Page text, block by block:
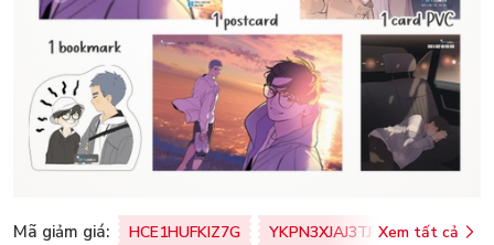
Mã giảm giá: HCE1HUFKIZ7G YKPN3XJAJ3TJ Xem tất cả